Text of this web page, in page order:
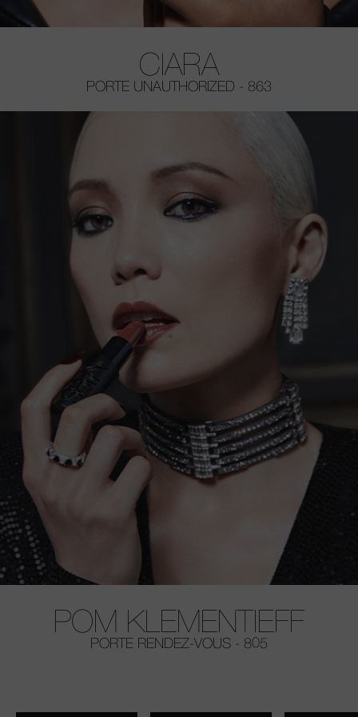
CIARA
PORTE UNAUTHORIZED - 863
POM KLEMENTIEFF
PORTE RENDEZ-VOUS - 805